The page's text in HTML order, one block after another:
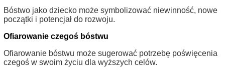
Bóstwo jako dziecko może symbolizować niewinność, nowe
początki i potencjał do rozwoju.
Ofiarowanie czegoś bóstwu
Ofiarowanie bóstwu może sugerować potrzebę poświęcenia
czegoś w swoim życiu dla wyższych celów.